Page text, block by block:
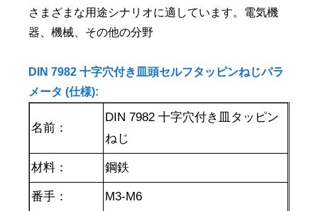
さまざまな用途シナリオに適しています。電気機
器、機械、その他の分野
DIN 7982 十字穴付き皿頭セルフタッピンねじパラ
メータ (仕様):
名前：
DIN 7982 十字穴付き皿タッピン
ねじ
材料： 鋼鉄
番手： M3-M6